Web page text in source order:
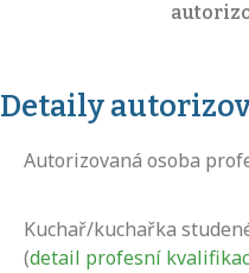
Detaily
Autorizovaná osoba
Kuchař/kuchařka
(detail profesní